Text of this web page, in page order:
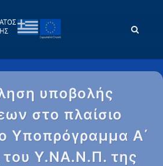
υποβολής
στο πλαίσιο
Υποπρόγραμμα Α΄
Υ.ΝΑ.Ν.Π. της